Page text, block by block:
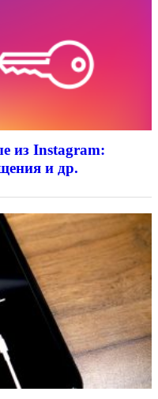
из Instagram:
и др.